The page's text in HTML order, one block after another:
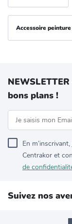
Accessoire peinture
bons plans !
En
Centrakor et
de
Suivez nos